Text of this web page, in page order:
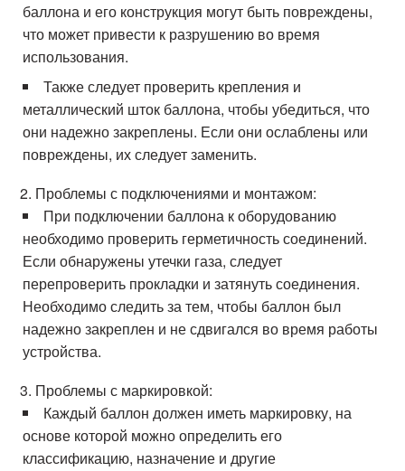
баллона и его конструкция могут быть повреждены,
что может привести к разрушению во время
использования.
Также следует проверить крепления и
металлический шток баллона, чтобы убедиться, что
они надежно закреплены. Если они ослаблены или
повреждены, их следует заменить.
Проблемы с подключениями и монтажом:
При подключении баллона к оборудованию
необходимо проверить герметичность соединений.
Если обнаружены утечки газа, следует
перепроверить прокладки и затянуть соединения.
Необходимо следить за тем, чтобы баллон был
надежно закреплен и не сдвигался во время работы
устройства.
Проблемы с маркировкой:
Каждый баллон должен иметь маркировку, на
основе которой можно определить его
классификацию, назначение и другие